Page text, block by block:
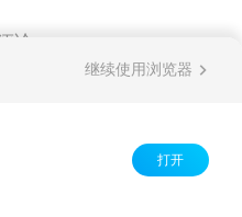
论
继续使用浏览器
打开